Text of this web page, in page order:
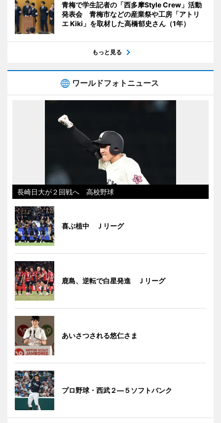
青梅で学生記者の「西多摩Style Crew」活動
発表会 青梅市などの産業祭や工房「アトリ
エ Kiki」を取材した高橋郁史さん（1年）
もっと見る
ワールドフォトニュース
長崎日大が２回戦へ 高校野球
喜ぶ植中 Ｊリーグ
鹿島、逆転で白星発進 Ｊリーグ
あいさつされる悠仁さま
プロ野球・西武２―５ソフトバンク